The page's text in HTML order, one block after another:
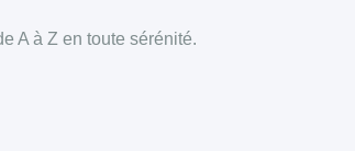
A à Z en toute sérénité.